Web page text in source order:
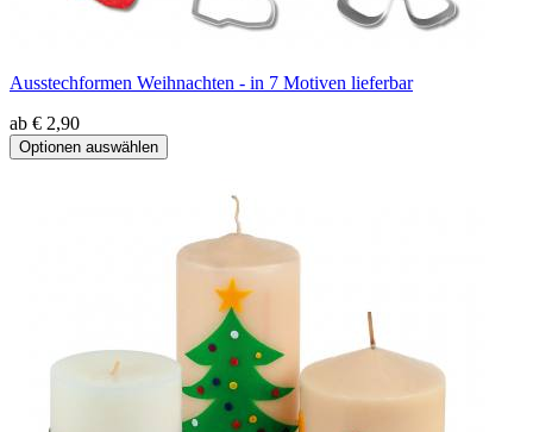
Ausstechformen Weihnachten - in 7 Motiven lieferbar
ab € 2,90